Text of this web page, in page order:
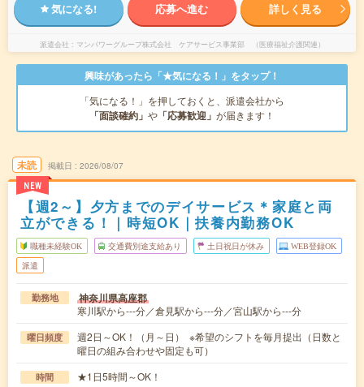
気になる! 応募へ進む 詳しく見る
派遣会社 マンパワーグループ株式会社 ケアサービス事業部 （医療福祉介護関連）
興味があったら「★気になる！」をタップ！
「気になる！」を押しておくと、派遣会社から
「面談確約」 や 「応募歓迎」 が届きます！
未読
NEW
掲載日 2026/08/07
【週2～】夕方までのデイサービス＊家庭と両
立ができる！｜時短OK｜扶養内勤務OK
職種未経験OK 交通費別途支給あり 土日祝日が休み WEB登録OK
派遣
勤務地 神奈川県高座郡
寒川駅から---分／倉見駅から---分／宮山駅から---分
曜日頻度
週2日～OK！（月～日） ※希望のシフトを毎月提出（日数と
曜日の組み合わせや固定も可）
時間 ★1日5時間～OK！